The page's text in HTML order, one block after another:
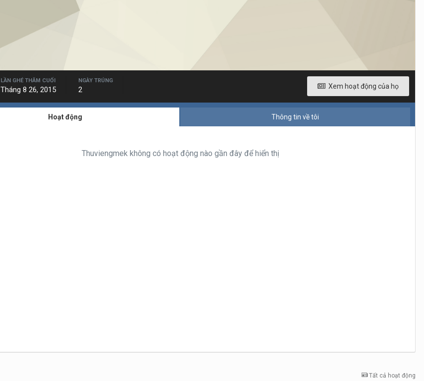
Xem hoạt động của họ
LẦN GHÉ THĂM CUỐI
Tháng 8 26, 2015
NGÀY TRÚNG
2
Hoạt động Thông tin về tôi
Thuviengmek không có hoạt động nào gần đây để hiển thị
Tất cả hoạt động